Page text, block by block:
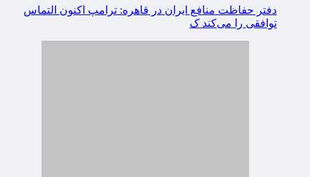
دفتر حفاظت منافع ایران در قاهره: ترامپ اکنون التماس
توافقی را می‌کند ک